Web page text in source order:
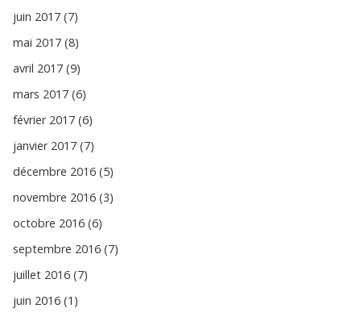
juin 2017 (7)
mai 2017 (8)
avril 2017 (9)
mars 2017 (6)
février 2017 (6)
janvier 2017 (7)
décembre 2016 (5)
novembre 2016 (3)
octobre 2016 (6)
septembre 2016 (7)
juillet 2016 (7)
juin 2016 (1)